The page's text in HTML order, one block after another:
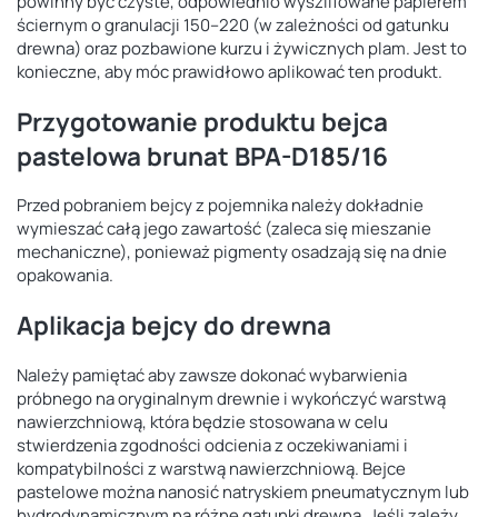
ściernym o granulacji 150–220 (w zależności od gatunku
drewna) oraz pozbawione kurzu i żywicznych plam. Jest to
konieczne, aby móc prawidłowo aplikować ten produkt.
Przygotowanie produktu bejca
pastelowa brunat BPA-D185/16
Przed pobraniem bejcy z pojemnika należy dokładnie
wymieszać całą jego zawartość (zaleca się mieszanie
mechaniczne), ponieważ pigmenty osadzają się na dnie
opakowania.
Aplikacja bejcy do drewna
Należy pamiętać aby zawsze dokonać wybarwienia
próbnego na oryginalnym drewnie i wykończyć warstwą
nawierzchniową, która będzie stosowana w celu
stwierdzenia zgodności odcienia z oczekiwaniami i
kompatybilności z warstwą nawierzchniową. Bejce
pastelowe można nanosić natryskiem pneumatycznym lub